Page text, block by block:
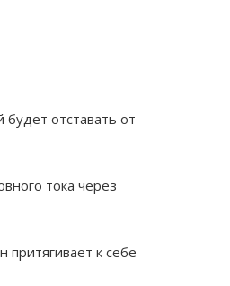
отставать от
тока через
притягивает к себе